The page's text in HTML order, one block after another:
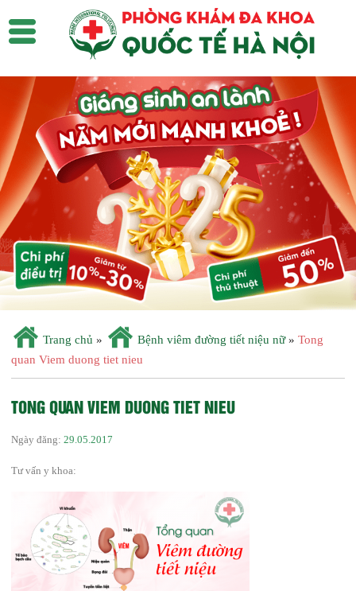
Trang chủ » Bệnh viêm đường tiết niệu nữ» Tong
quan Viem duong tiet nieu
TONG QUAN VIEM DUONG TIET NIEU
Ngày đăng: 29.05.2017
Tư vấn y khoa: